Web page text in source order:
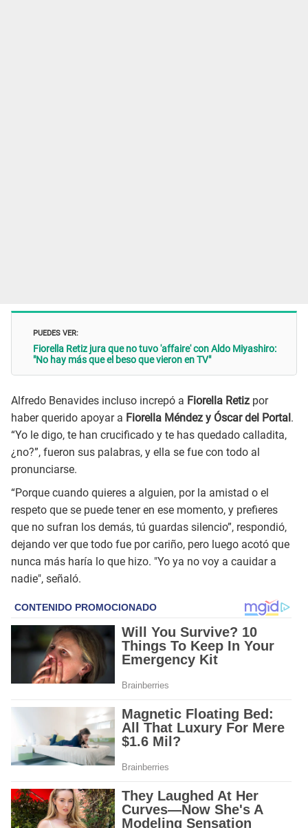
PUEDES VER:
Fiorella Retiz jura que no tuvo 'affaire' con Aldo Miyashiro:
"No hay más que el beso que vieron en TV"
Alfredo Benavides incluso increpó a Fiorella Retiz por
haber querido apoyar a Fiorella Méndez y Óscar del Portal.
“Yo le digo, te han crucificado y te has quedado calladita,
¿no?”, fueron sus palabras, y ella se fue con todo al
pronunciarse.
“Porque cuando quieres a alguien, por la amistad o el
respeto que se puede tener en ese momento, y prefieres
que no sufran los demás, tú guardas silencio”, respondió,
dejando ver que todo fue por cariño, pero luego acotó que
nunca más haría lo que hizo. "Yo ya no voy a cauidar a
nadie", señaló.